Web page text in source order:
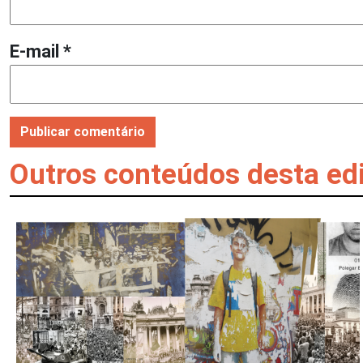
E-mail *
Outros conteúdos desta